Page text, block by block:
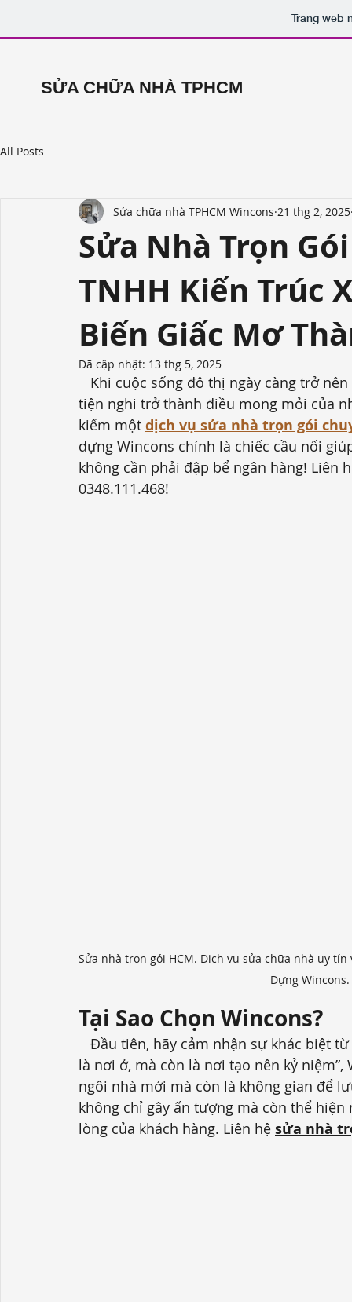
Trang web
SỬA CHỮA NHÀ TPHCM
All Posts
Sửa Nhà Trọn
TNHH Kiến Trúc
Biến Giấc Mơ
Sửa chữa nhà TPHCM Wincons 21 thg 2, 2025
Đã cập nhật: 13 thg 5, 2025
tiện nghi trở thành điều mong mỏi của
kiếm một dịch vụ sửa nhà trọn gói
dựng Wincons chính là chiếc cầu nối
không cần phải đập bể ngân hàng! Liên
0348.111.468!
Sửa nhà trọn gói HCM. Dịch vụ sửa chữa nhà uy
Dựng
Tại Sao Chọn Wincons?
là nơi ở, mà còn là nơi tạo nên kỷ
ngôi nhà mới mà còn là không gian để
không chỉ gây ấn tượng mà còn thể
lòng của khách hàng. Liên hệ sửa nhà